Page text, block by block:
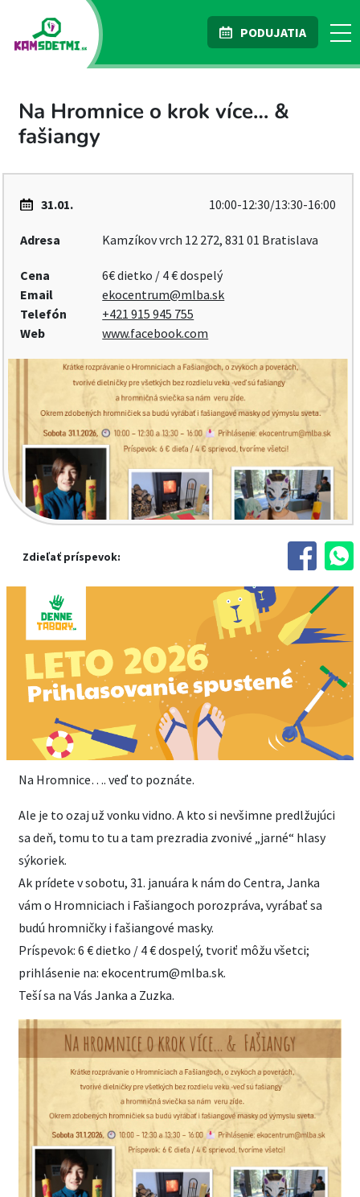
PODUJATIA
Na Hromnice o krok více… &
fašiangy
31.01. 10:00-12:30/13:30-16:00
Adresa Kamzíkov vrch 12 272, 831 01 Bratislava
Cena
6€ dietko / 4 € dospelý
Email
ekocentrum@mlba.sk
Telefón
+421 915 945 755
Web
www.facebook.com
Zdieľať príspevok:
Na Hromnice…. veď to poznáte.
Ale je to ozaj už vonku vidno. A kto si nevšimne predlžujúci
sa deň, tomu to tu a tam prezradia zvonivé „jarné“ hlasy
sýkoriek.
Ak prídete v sobotu, 31. januára k nám do Centra, Janka
vám o Hromniciach i Fašiangoch porozpráva, vyrábať sa
budú hromničky i fašiangové masky.
Príspevok: 6 € dietko / 4 € dospelý, tvoriť môžu všetci;
prihlásenie na: ekocentrum@mlba.sk.
Teší sa na Vás Janka a Zuzka.